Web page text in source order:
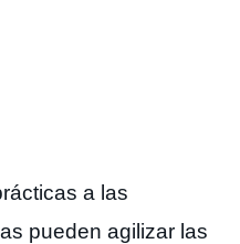
a las
pueden agilizar las